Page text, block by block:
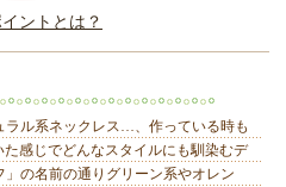
ントとは？
ラル系ネックレス…、作っている時も
感じでどんなスタイルにも馴染むデ
の名前の通りグリーン系やオレン